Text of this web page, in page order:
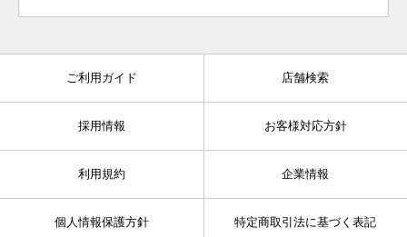
ご利用ガイド 店舗検索
採用情報 お客様対応方針
利用規約 企業情報
個人情報保護方針 特定商取引法に基づく表記